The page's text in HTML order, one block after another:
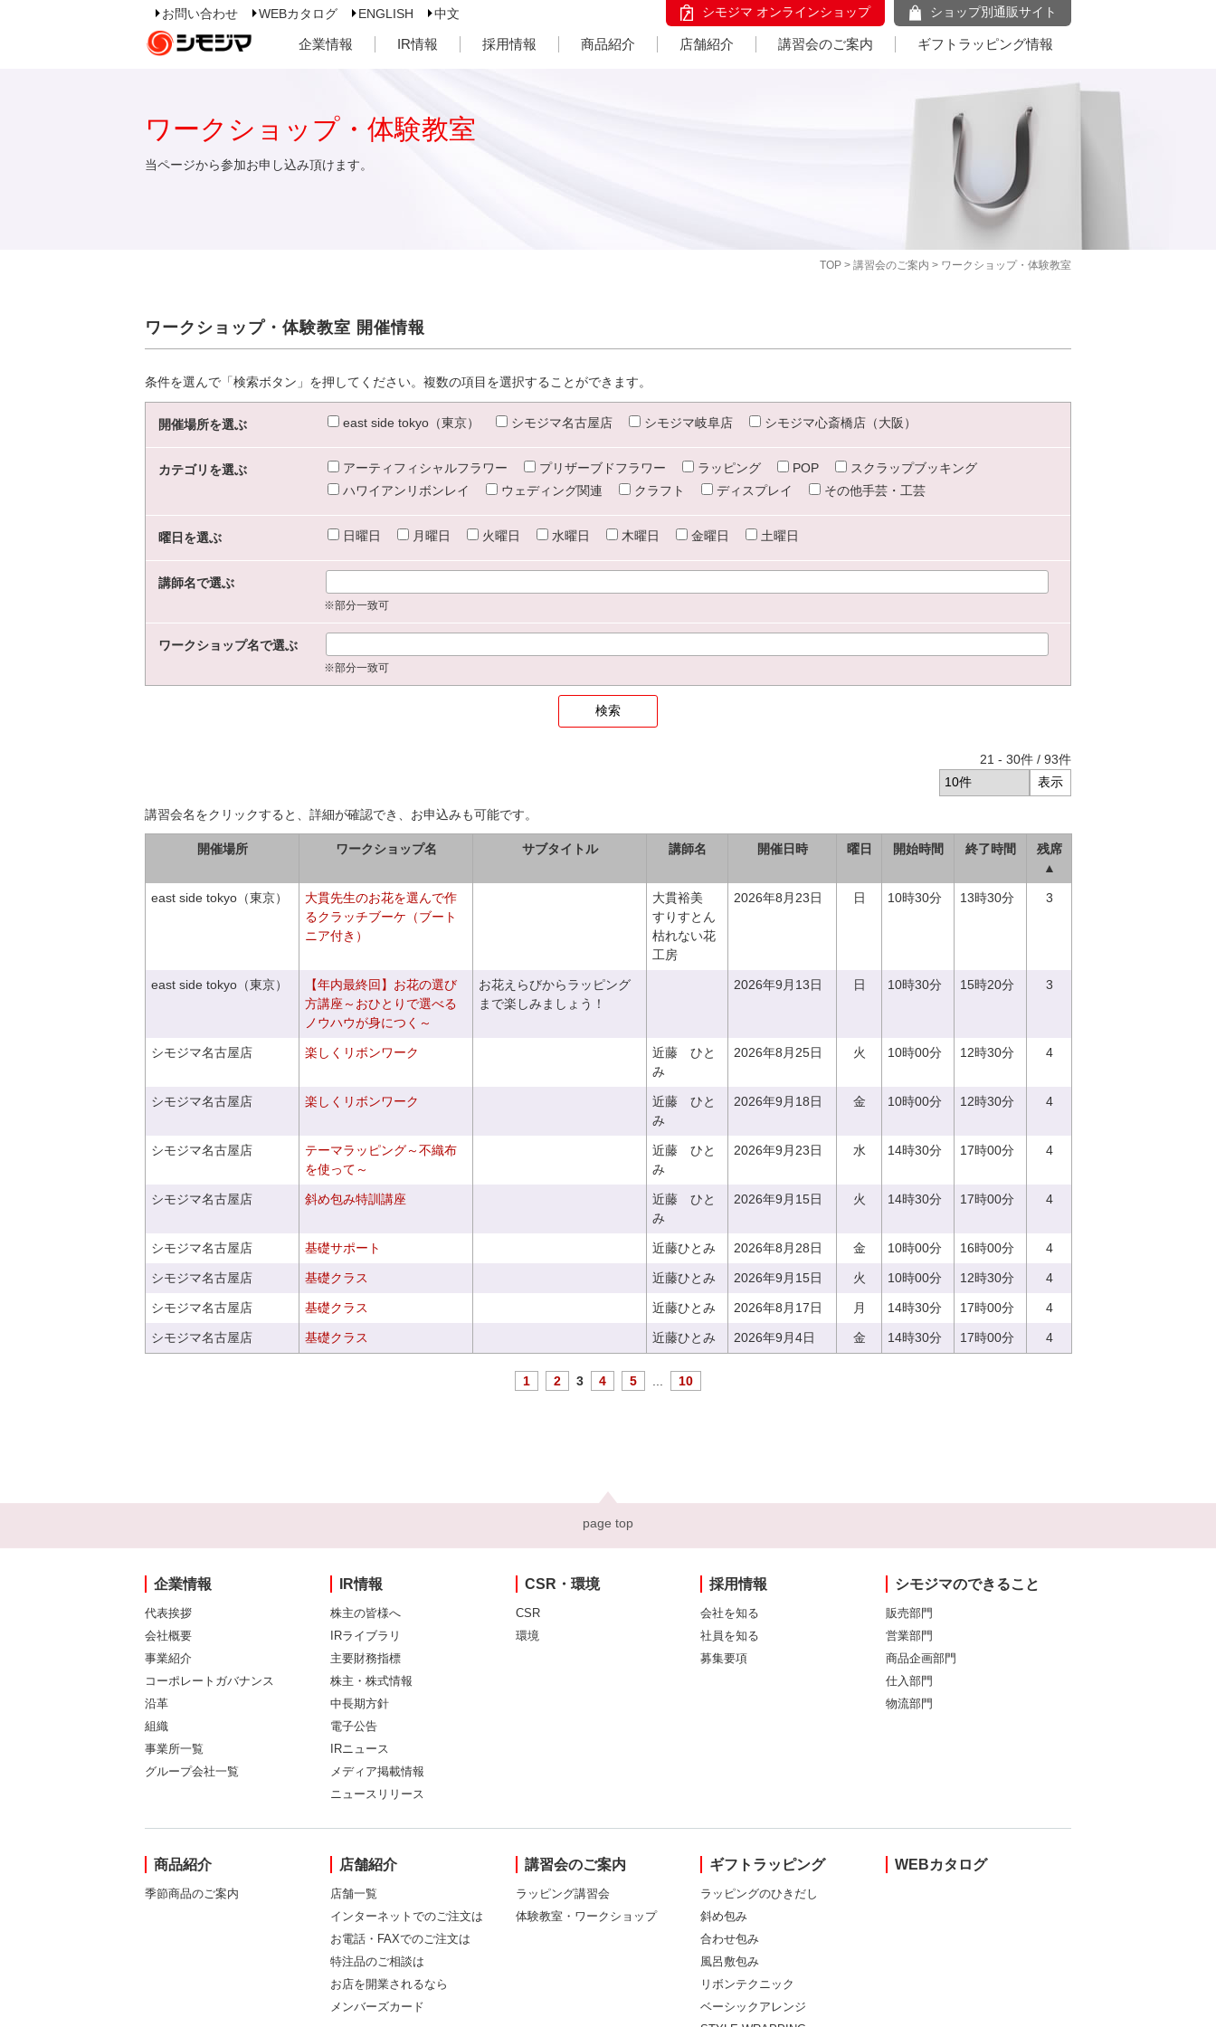
お問い合わせ WEBカタログ ENGLISH 中文 シモジマ オンラインショップ ショップ別通販サイト
企業情報 IR情報 採用情報 商品紹介 店舗紹介 講習会のご案内 ギフトラッピング情報
TOP > 講習会のご案内 > ワークショップ・体験教室
ワークショップ・体験教室
当ページから参加お申し込み頂けます。
ワークショップ・体験教室 開催情報
条件を選んで「検索ボタン」を押してください。複数の項目を選択することができます。
開催場所を選ぶ east side tokyo（東京） シモジマ名古屋店 シモジマ岐阜店 シモジマ心斎橋店（大阪）
カテゴリを選ぶ アーティフィシャルフラワー プリザーブドフラワー ラッピング POP
スクラップブッキング
ハワイアンリボンレイ
ウェディング関連 クラフト ディスプレイ その他手芸・工芸
曜日を選ぶ 日曜日 月曜日 火曜日 水曜日 木曜日 金曜日 土曜日
講師名で選ぶ
※部分一致可
ワークショップ名で選ぶ
※部分一致可
21 - 30件 / 93件
講習会名をクリックすると、詳細が確認でき、お申込みも可能です。
開催場所 ワークショップ名 サブタイトル 講師名 開催日時 曜日 開始時間 終了時間
残席
▲
east side tokyo（東京）
大貫先生のお花を選んで作
るクラッチブーケ（ブート
ニア付き）
大貫裕美
すりすとん
枯れない花
工房
2026年8月23日 日 10時30分 13時30分 3
east side tokyo（東京）
【年内最終回】お花の選び
方講座～おひとりで選べる
ノウハウが身につく～
お花えらびからラッピング
まで楽しみましょう！
2026年9月13日 日 10時30分 15時20分 3
シモジマ名古屋店 楽しくリボンワーク
近藤 ひと
み
2026年8月25日 火 10時00分 12時30分 4
シモジマ名古屋店 楽しくリボンワーク
近藤 ひと
み
2026年9月18日 金 10時00分 12時30分 4
シモジマ名古屋店
テーマラッピング～不織布
を使って～
近藤 ひと
み
2026年9月23日 水 14時30分 17時00分 4
シモジマ名古屋店 斜め包み特訓講座
近藤 ひと
み
2026年9月15日 火 14時30分 17時00分 4
シモジマ名古屋店 基礎サポート 近藤ひとみ 2026年8月28日 金 10時00分 16時00分 4
シモジマ名古屋店 基礎クラス 近藤ひとみ 2026年9月15日 火 10時00分 12時30分 4
シモジマ名古屋店 基礎クラス 近藤ひとみ 2026年8月17日 月 14時30分 17時00分 4
シモジマ名古屋店 基礎クラス 近藤ひとみ 2026年9月4日 金 14時30分 17時00分 4
1 2 3 4 5 10
page top
企業情報
代表挨拶
会社概要
事業紹介
コーポレートガバナンス
沿革
組織
事業所一覧
グループ会社一覧
IR情報
株主の皆様へ
IRライブラリ
主要財務指標
株主・株式情報
中長期方針
電子公告
IRニュース
メディア掲載情報
ニュースリリース
CSR・環境
CSR
環境
採用情報
会社を知る
社員を知る
募集要項
シモジマのできること
販売部門
営業部門
商品企画部門
仕入部門
物流部門
商品紹介
季節商品のご案内
店舗紹介
店舗一覧
インターネットでのご注文は
お電話・FAXでのご注文は
特注品のご相談は
お店を開業されるなら
メンバーズカード
講習会のご案内
ラッピング講習会
体験教室・ワークショップ
ギフトラッピング
ラッピングのひきだし
斜め包み
合わせ包み
風呂敷包み
リボンテクニック
ベーシックアレンジ
WEBカタログ